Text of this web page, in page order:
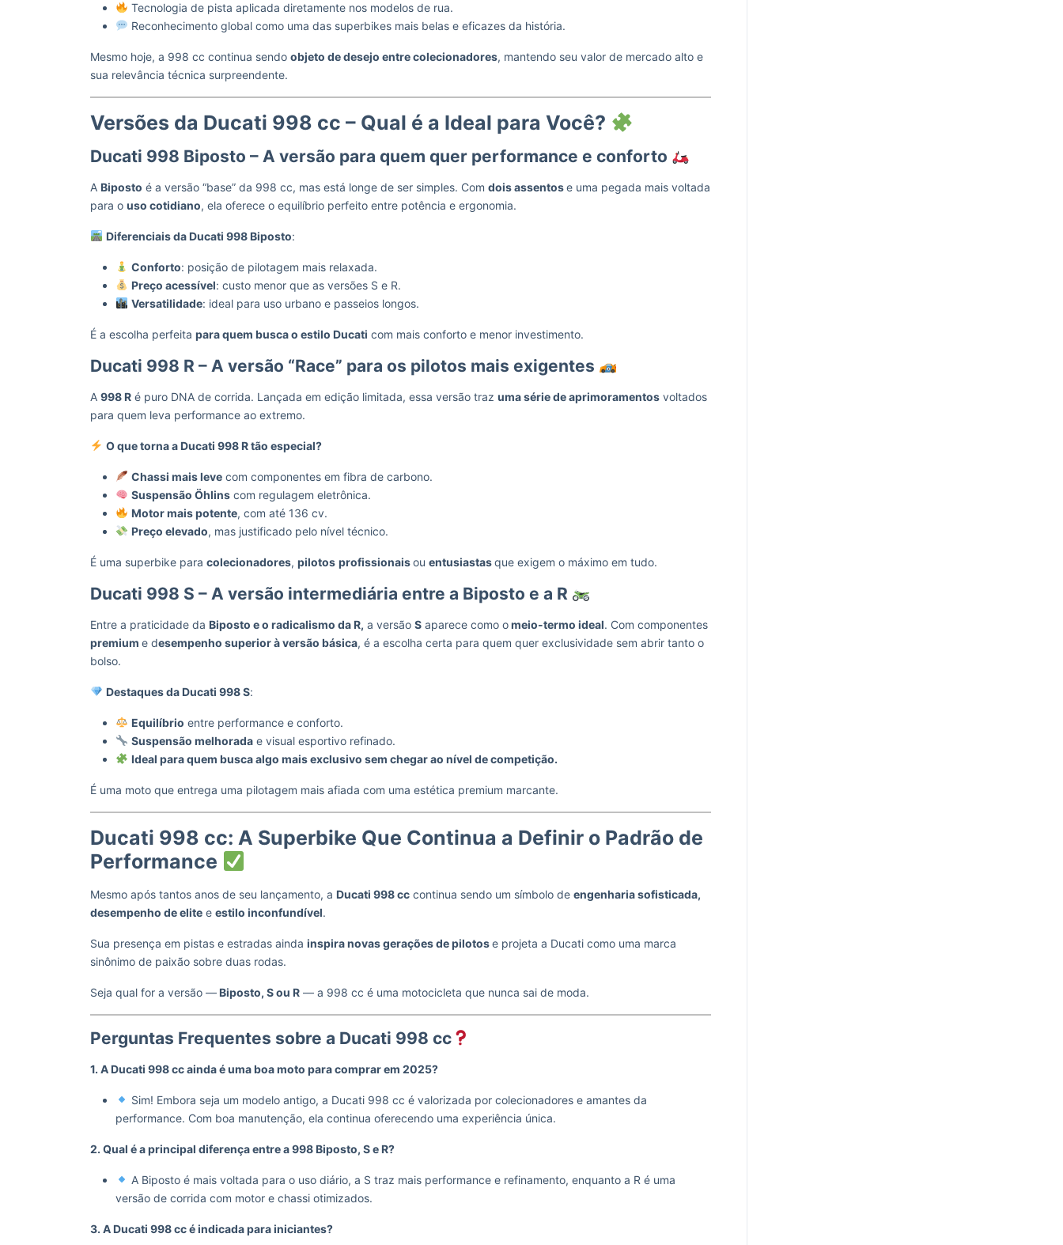
Tecnologia de pista aplicada diretamente nos modelos de rua.
Reconhecimento global como uma das superbikes mais belas e eficazes da história.
Mesmo hoje, a 998 cc continua sendo objeto de desejo entre colecionadores, mantendo seu valor de mercado alto e
sua relevância técnica surpreendente.
Versões da Ducati 998 cc – Qual é a Ideal para Você?
Ducati 998 Biposto – A versão para quem quer performance e conforto
A Biposto é a versão “base” da 998 cc, mas está longe de ser simples. Com dois assentose uma pegada mais voltada
para o uso cotidiano, ela oferece o equilíbrio perfeito entre potência e ergonomia.
Diferenciais da Ducati 998 Biposto:
Conforto: posição de pilotagem mais relaxada.
Preço acessível: custo menor que as versões S e R.
Versatilidade: ideal para uso urbano e passeios longos.
É a escolha perfeita para quem busca o estilo Ducati com mais conforto e menor investimento.
Ducati 998 R – A versão “Race” para os pilotos mais exigentes
A 998 R é puro DNA de corrida. Lançada em edição limitada, essa versão traz uma série de aprimoramentos voltados
para quem leva performance ao extremo.
O que torna a Ducati 998 R tão especial?
Chassi mais levecom componentes em fibra de carbono.
Suspensão Öhlinscom regulagem eletrônica.
Motor mais potente, com até 136 cv.
Preço elevado, mas justificado pelo nível técnico.
É uma superbike para colecionadores, pilotos profissionaisou entusiastasque exigem o máximo em tudo.
Ducati 998 S – A versão intermediária entre a Biposto e a R
Entre a praticidade da Biposto e o radicalismo da R, a versão S aparece como omeio-termo ideal. Com componentes
premium e desempenho superior à versão básica, é a escolha certa para quem quer exclusividade sem abrir tanto o
bolso.
Destaques da Ducati 998 S:
Equilíbrio entre performance e conforto.
Suspensão melhoradae visual esportivo refinado.
Ideal para quem busca algo mais exclusivo sem chegar ao nível de competição.
É uma moto que entrega uma pilotagem mais afiada com uma estética premium marcante.
Ducati 998 cc: A Superbike Que Continua a Definir o Padrão de
Performance
Mesmo após tantos anos de seu lançamento, a Ducati 998 cc continua sendo um símbolo de engenharia sofisticada,
desempenho de elite e estilo inconfundível.
Sua presença em pistas e estradas ainda inspira novas gerações de pilotose projeta a Ducati como uma marca
sinônimo de paixão sobre duas rodas.
Seja qual for a versão —Biposto, S ou R — a 998 cc é uma motocicleta que nunca sai de moda.
Perguntas Frequentes sobre a Ducati 998 cc
1. A Ducati 998 cc ainda é uma boa moto para comprar em 2025?
Sim! Embora seja um modelo antigo, a Ducati 998 cc é valorizada por colecionadores e amantes da
performance. Com boa manutenção, ela continua oferecendo uma experiência única.
2. Qual é a principal diferença entre a 998 Biposto, S e R?
A Biposto é mais voltada para o uso diário, a S traz mais performance e refinamento, enquanto a R é uma
versão de corrida com motor e chassi otimizados.
3. A Ducati 998 cc é indicada para iniciantes?